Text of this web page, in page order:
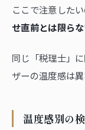
ここで注意した
せ直前とは限ら
同じ「税理士」
ザーの温度感は異
温度感別の